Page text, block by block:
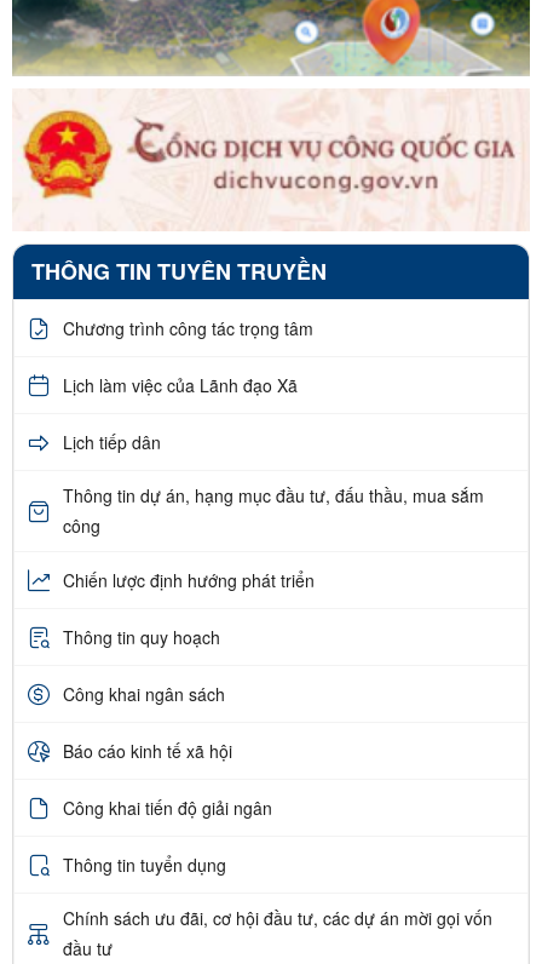
THÔNG TIN TUYÊN TRUYỀN
Chương trình công tác trọng tâm
Lịch làm việc của Lãnh đạo Xã
Lịch tiếp dân
Thông tin dự án, hạng mục đầu tư, đấu thầu, mua sắm
công
Chiến lược định hướng phát triển
Thông tin quy hoạch
Công khai ngân sách
Báo cáo kinh tế xã hội
Công khai tiến độ giải ngân
Thông tin tuyển dụng
Chính sách ưu đãi, cơ hội đầu tư, các dự án mời gọi vốn
đầu tư